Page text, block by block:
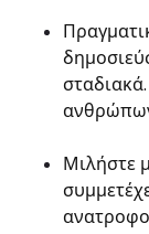
Μιλήστε